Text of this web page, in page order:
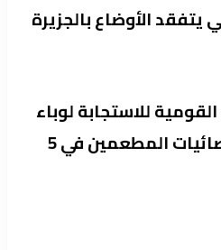
يتفقد الأوضاع بالجزيرة
للاستجابة لوباء
الدفتيريا تكشف عن احصائيات المطعمين في 5